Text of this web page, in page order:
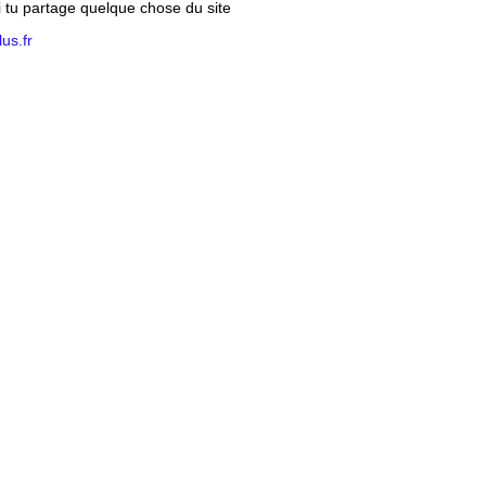
partage quelque chose du site